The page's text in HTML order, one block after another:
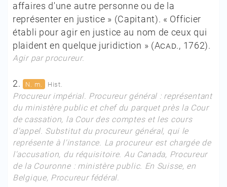
affaires d'une autre personne ou de la
représenter en justice » (Capitant). « Officier
établi pour agir en justice au nom de ceux qui
plaident en quelque juridiction » (Acad., 1762).
Agir par procureur.
2. N. m. Hist.
Procureur impérial. Procureur général : représentant
du ministère public et chef du parquet près la Cour
de cassation, la Cour des comptes et les cours
d'appel. Substitut du procureur général, qui le
représente à l'instance.
La procureur est chargée de
l'accusation, du réquisitoire. Au Canada, Procureur
de la Couronne : ministère public. En Suisse, en
Belgique, Procureur fédéral.